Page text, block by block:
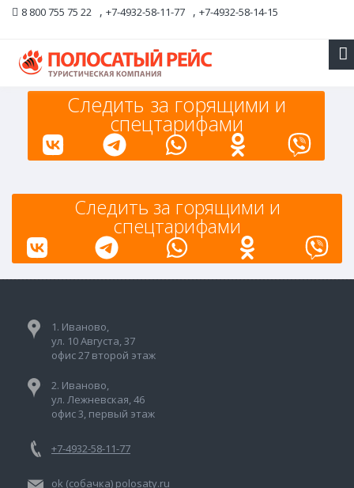
8 800 755 75 22 , +7-4932-58-11-77 , +7-4932-58-14-15
Следить за горящими и
спецтарифами
Следить за горящими и
спецтарифами
1. Иваново,
ул. 10 Августа, 37
офис 27 второй этаж
2. Иваново,
ул. Лежневская, 46
офис 3, первый этаж
+7-4932-58-11-77
ok (собачка) polosaty.ru